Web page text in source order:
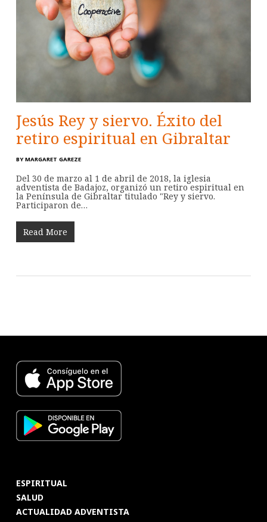
Jesús Rey y siervo. Éxito del
retiro espiritual en Gibraltar
BY MARGARET GAREZE
Del 30 de marzo al 1 de abril de 2018, la iglesia
adventista de Badajoz, organizó un retiro espiritual en
la Península de Gibraltar titulado "Rey y siervo.
Participaron de…
Read More
ESPIRITUAL
SALUD
ACTUALIDAD ADVENTISTA